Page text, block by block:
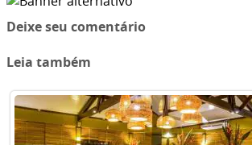
Deixe seu comentário
Leia também